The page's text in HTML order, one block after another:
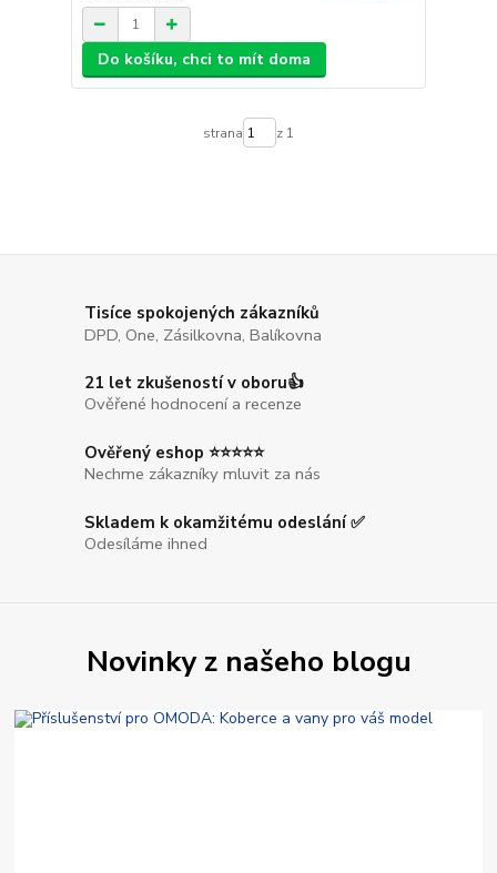
Do košíku, chci to mít doma
strana z 1
Tisíce spokojených zákazníků
DPD, One, Zásilkovna, Balíkovna
21 let zkušeností v oboru👍
Ověřené hodnocení a recenze
Ověřený eshop ⭐⭐⭐⭐⭐
Nechme zákazníky mluvit za nás
Skladem k okamžitému odeslání ✅
Odesíláme ihned
Novinky z našeho blogu